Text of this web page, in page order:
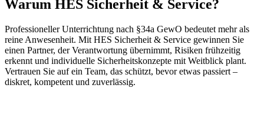
Warum HES Sicherheit & Service?
Professioneller Unterrichtung nach §34a GewO bedeutet mehr als
reine Anwesenheit. Mit HES Sicherheit & Service gewinnen Sie
einen Partner, der Verantwortung übernimmt, Risiken frühzeitig
erkennt und individuelle Sicherheitskonzepte mit Weitblick plant.
Vertrauen Sie auf ein Team, das schützt, bevor etwas passiert –
diskret, kompetent und zuverlässig.